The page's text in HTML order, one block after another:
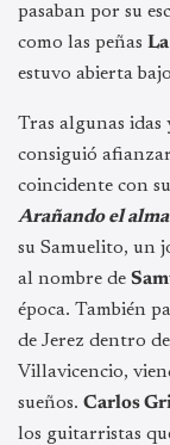
pasaban por su
como las peñas
estuvo abierta
Tras algunas idas
consiguió
coincidente con
Arañando el alma
su Samuelito, un
al nombre de
época. También
de Jerez dentro
Villavicencio,
sueños. Carlos
los guitarristas